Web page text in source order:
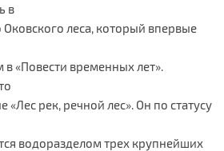
в
леса, который впервые
«Повести временных лет».
«Лес рек, речной лес». Он по статусу
водоразделом трех крупнейших